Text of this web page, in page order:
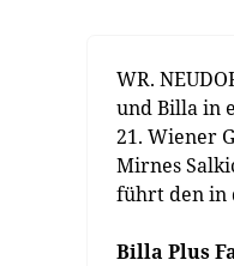
WR.
und Billa in
21. Wiener
Mirnes
führt den in
Billa Plus